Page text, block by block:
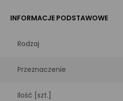
INFORMACJE PODSTAWOWE
Rodzaj
Przeznaczenie
Ilość [szt.]